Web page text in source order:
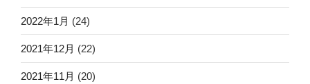
2022年1月 (24)
2021年12月 (22)
2021年11月 (20)